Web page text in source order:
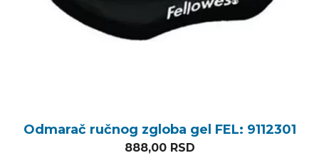
Odmarač ručnog zgloba gel FEL: 9112301
888,00 RSD